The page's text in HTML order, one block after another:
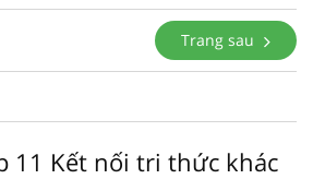
Trang sau
11 Kết nối tri thức khác